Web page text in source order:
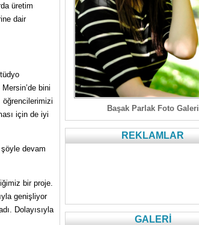
üretim
dair
bini
öğrencilerimizi
için de iyi
şöyle devam
bir proje.
genişliyor
Dolayısıyla
Başak Parlak Foto Galeri
REKLAMLAR
GALERİ